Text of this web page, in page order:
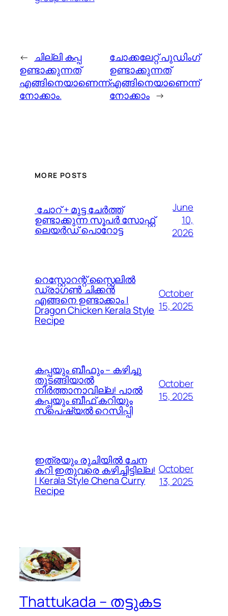
← ചില്ലി കപ്പ
ഉണ്ടാക്കുന്നത്
എങ്ങിനെയാണെന്ന്
നോക്കാം.
ചോക്കലേറ്റ് പുഡിംഗ്
ഉണ്ടാക്കുന്നത്
എങ്ങിനെയാണെന്ന്
നോക്കാം →
MORE POSTS
️ ചോറ് + മുട്ട ചേർത്ത്
ഉണ്ടാക്കുന്ന സൂപർ സോഫ്റ്റ്
ലെയർഡ് പൊറോട്ട
June
10,
2026
റെസ്റ്റോറന്റ് സ്റ്റൈലിൽ
ഡ്രാഗൺ ചിക്കൻ
എങ്ങനെ ഉണ്ടാക്കാം |
Dragon Chicken Kerala Style
Recipe
October
15, 2025
കപ്പയും ബീഫും – കഴിച്ചു
തുടങ്ങിയാൽ
നിർത്താനാവില്ല! പാൽ
കപ്പയും ബീഫ് കറിയും
സ്പെഷ്യൽ റെസിപ്പി
October
15, 2025
ഇത്രയും രുചിയിൽ ചേന
കറി ഇതുവരെ കഴിച്ചിട്ടില്ല!
| Kerala Style Chena Curry
Recipe
October
13, 2025
Thattukada – തട്ടുകട